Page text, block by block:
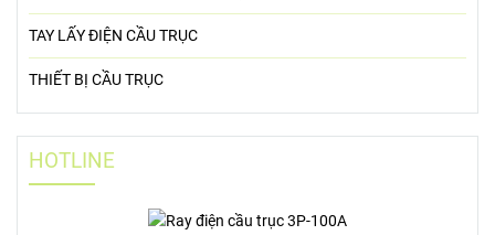
TAY LẤY ĐIỆN CẦU TRỤC
THIẾT BỊ CẦU TRỤC
HOTLINE